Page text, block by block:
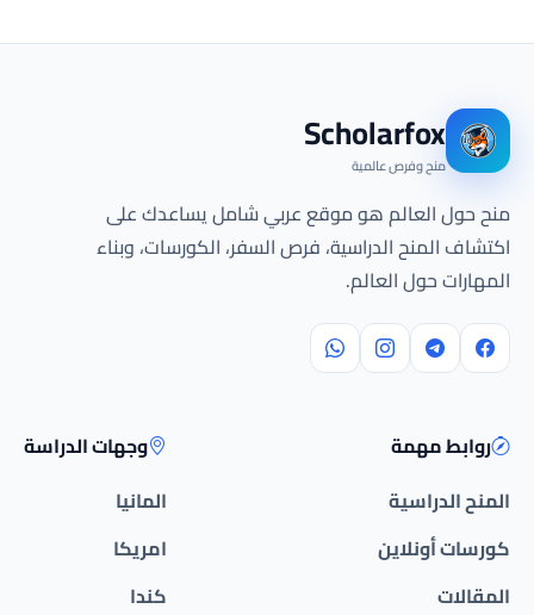
Scholarfox
منح وفرص عالمية
منح حول العالم هو موقع عربي شامل يساعدك على
اكتشاف المنح الدراسية، فرص السفر، الكورسات، وبناء
المهارات حول العالم.
روابط مهمة
المنح الدراسية
كورسات أونلاين
المقالات
وجهات الدراسة
المانيا
امريكا
كندا